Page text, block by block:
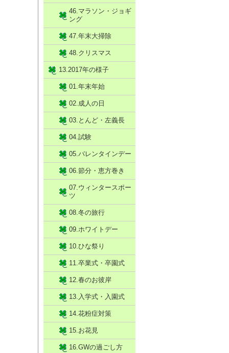
46.マラソン・ジョギ
ング
47.年末大掃除
48.クリスマス
13.2017年の様子
01.年末年始
02.成人の日
03.とんど・左義長
04.試験
05.バレンタインデー
06.節分・恵方巻き
07.ウィンタースポー
ツ
08.冬の旅行
09.ホワイトデー
10.ひな祭り
11.卒業式・卒園式
12.春のお彼岸
13.入学式・入園式
14.花粉症対策
15.お花見
16.GWの過ごし方